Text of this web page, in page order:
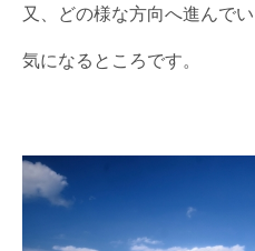
又、どの様な方向へ進んで
気になるところです。